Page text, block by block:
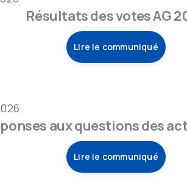
Résultats des votes AG
Lire le communiqué
aux questions des
Lire le communiqué